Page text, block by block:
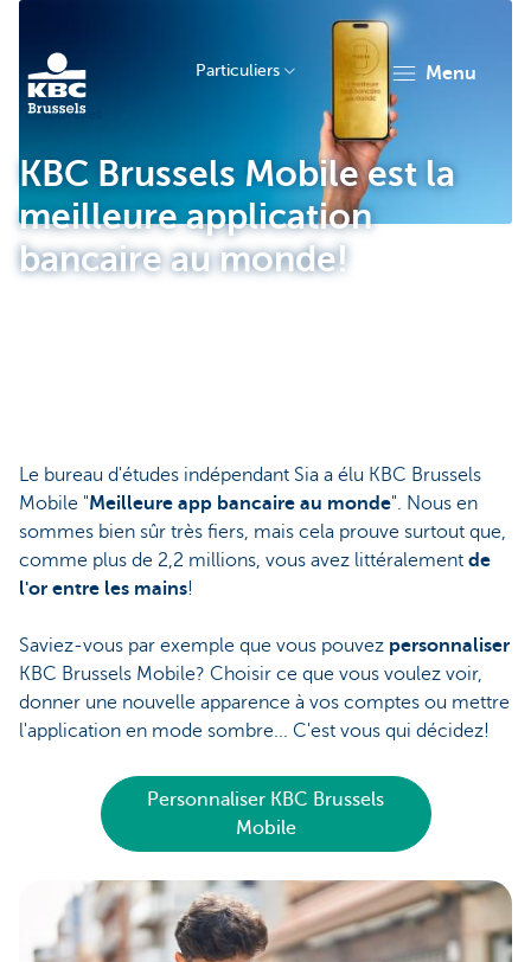
Particuliers menu
Nouvelles
KBC Brussels Mobile est la
meilleure application
bancaire au monde!
Le bureau d'études indépendant Sia a élu KBC Brussels
Mobile "Meilleure app bancaire au monde". Nous en
sommes bien sûr très fiers, mais cela prouve surtout que,
comme plus de 2,2 millions, vous avez littéralement de
l'or entre les mains!
Saviez-vous par exemple que vous pouvez personnaliser
KBC Brussels Mobile? Choisir ce que vous voulez voir,
donner une nouvelle apparence à vos comptes ou mettre
l'application en mode sombre... C'est vous qui décidez!
Personnaliser KBC Brussels
Mobile